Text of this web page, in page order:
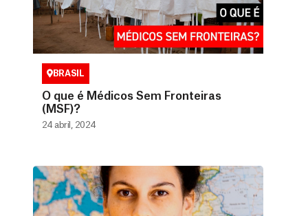
BRASIL
O que é Médicos Sem Fronteiras
(MSF)?
24 abril, 2024